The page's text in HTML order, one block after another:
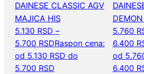
DAINESE CLASSIC AGV
MAJICA HIS
5.130 RSD –
5.700 RSDRaspon cena:
od 5.130 RSD do
5.700 RSD
5.760
6.400
od
6.400